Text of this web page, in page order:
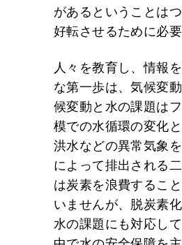
があるということは
好転させるために必
人々を教育し、情報
な第一歩は、気候変
候変動と水の課題は
模での水循環の変化
洪水などの異常気象
によって排出される
は炭素を浪費するこ
いませんが、脱炭素
水の課題にも対応し